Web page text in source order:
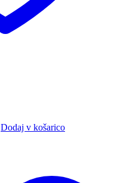
Dodaj v košarico